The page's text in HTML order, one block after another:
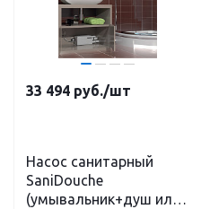
33 494 руб./шт
Насос санитарный
SaniDouche
(умывальник+душ или